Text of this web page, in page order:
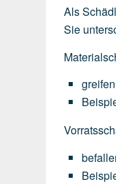
Als
Sie
greifen